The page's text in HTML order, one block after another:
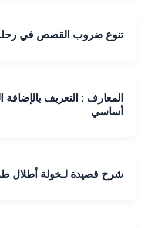
تنوع ضروب القصص في
المعارف : التعريف بالإضافة
أساسي
شرح قصيدة لـخولة أطلال